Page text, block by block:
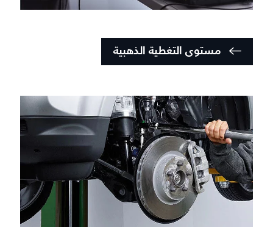
مستوى التغطية الذهبية